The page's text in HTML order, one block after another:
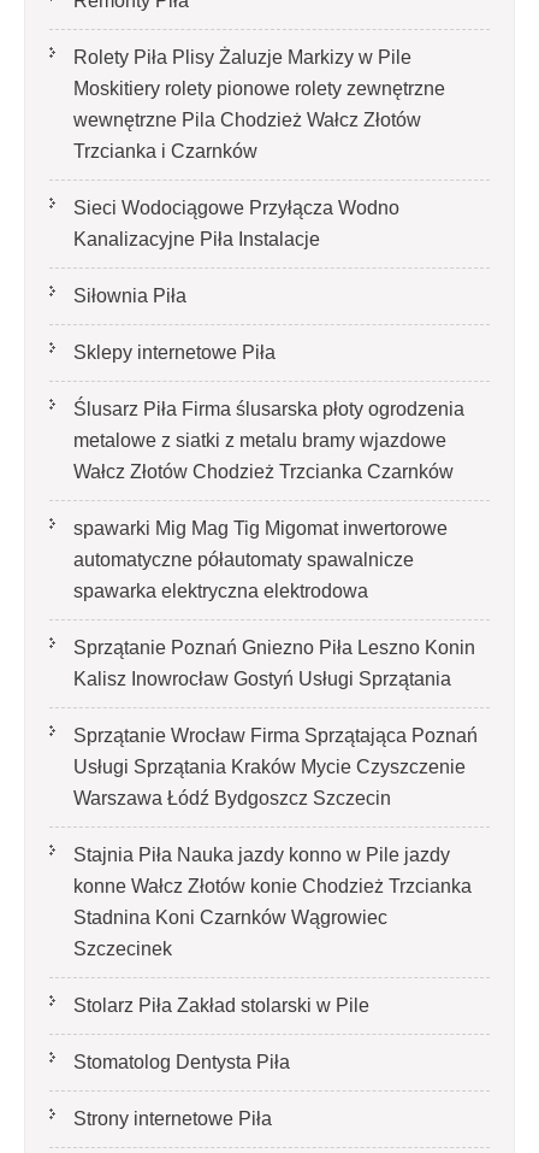
Rolety Piła Plisy Żaluzje Markizy w Pile
Moskitiery rolety pionowe rolety zewnętrzne
wewnętrzne Pila Chodzież Wałcz Złotów
Trzcianka i Czarnków
Sieci Wodociągowe Przyłącza Wodno
Kanalizacyjne Piła Instalacje
Siłownia Piła
Sklepy internetowe Piła
Ślusarz Piła Firma ślusarska płoty ogrodzenia
metalowe z siatki z metalu bramy wjazdowe
Wałcz Złotów Chodzież Trzcianka Czarnków
spawarki Mig Mag Tig Migomat inwertorowe
automatyczne półautomaty spawalnicze
spawarka elektryczna elektrodowa
Sprzątanie Poznań Gniezno Piła Leszno Konin
Kalisz Inowrocław Gostyń Usługi Sprzątania
Sprzątanie Wrocław Firma Sprzątająca Poznań
Usługi Sprzątania Kraków Mycie Czyszczenie
Warszawa Łódź Bydgoszcz Szczecin
Stajnia Piła Nauka jazdy konno w Pile jazdy
konne Wałcz Złotów konie Chodzież Trzcianka
Stadnina Koni Czarnków Wągrowiec
Szczecinek
Stolarz Piła Zakład stolarski w Pile
Stomatolog Dentysta Piła
Strony internetowe Piła